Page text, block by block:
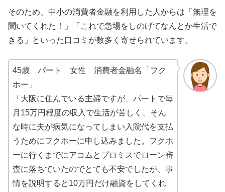
そのため、中小の消費者金融を利用した人からは「無理を
聞いてくれた！」「これで急場をしのげてなんとか生活で
きる」といった口コミが数多く寄せられています。
45歳 パート 女性 消費者金融名「フク
ホー」
「大阪に住んでいる主婦ですが、パートで毎
月15万円程度の収入で生活が苦しく、そん
な時に夫が病気になってしまい入院代を支払
うためにフクホーに申し込みました。フクホ
ーに行くまでにアコムとプロミスでローン審
査に落ちていたのでとても不安でしたが、事
情を説明すると10万円だけ融資をしてくれ